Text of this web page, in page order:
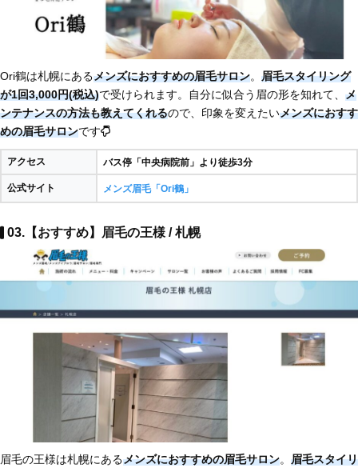
Ori鶴は札幌にあるメンズにおすすめの眉毛サロン。 眉毛スタイリング
が1回3,000円(税込)で受けられます。自分に似合う眉の形を知れて、 メ
ンテナンスの方法も教えてくれるので、印象を変えたいメンズにおすす
めの眉毛サロンです
アクセス バス停「中央病院前」より徒歩3分
公式サイト メンズ眉毛「Ori鶴」
03.【おすすめ】眉毛の王様 / 札幌
眉毛の王様は札幌にあるメンズにおすすめの眉毛サロン。 眉毛スタイリ